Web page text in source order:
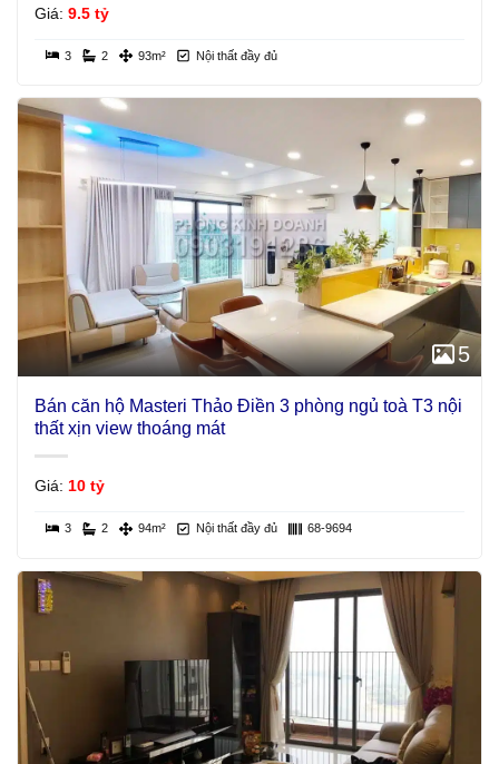
Giá: 9.5 tỷ
3 2 93m² Nội thất đầy đủ
5
Bán căn hộ Masteri Thảo Điền 3 phòng ngủ toà T3 nội
thất xịn view thoáng mát
Giá: 10 tỷ
3 2 94m² Nội thất đầy đủ 68-9694